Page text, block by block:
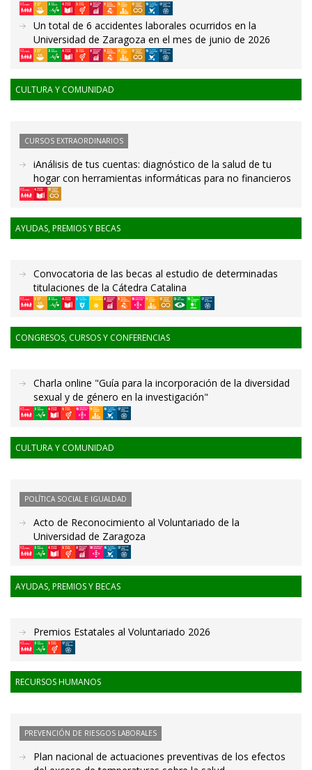
Un total de 6 accidentes laborales ocurridos en la
Universidad de Zaragoza en el mes de junio de 2026
CULTURA Y COMUNIDAD
CURSOS EXTRAORDINARIOS
iAnálisis de tus cuentas: diagnóstico de la salud de tu
hogar con herramientas informáticas para no financieros
AYUDAS, PREMIOS Y BECAS
Convocatoria de las becas al estudio de determinadas
titulaciones de la Cátedra Catalina
CONGRESOS, CURSOS Y CONFERENCIAS
Charla online "Guía para la incorporación de la diversidad
sexual y de género en la investigación"
CULTURA Y COMUNIDAD
POLÍTICA SOCIAL E IGUALDAD
Acto de Reconocimiento al Voluntariado de la
Universidad de Zaragoza
AYUDAS, PREMIOS Y BECAS
Premios Estatales al Voluntariado 2026
RECURSOS HUMANOS
PREVENCIÓN DE RIESGOS LABORALES
Plan nacional de actuaciones preventivas de los efectos